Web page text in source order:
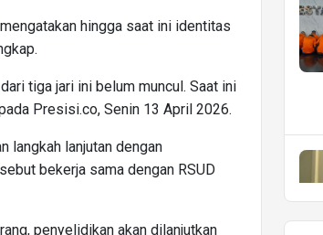
hingga saat ini identitas
tiga jari ini belum muncul. Saat ini
Presisi.co, Senin 13 April 2026.
langkah lanjutan dengan
bekerja sama dengan RSUD
penyelidikan akan dilanjutkan